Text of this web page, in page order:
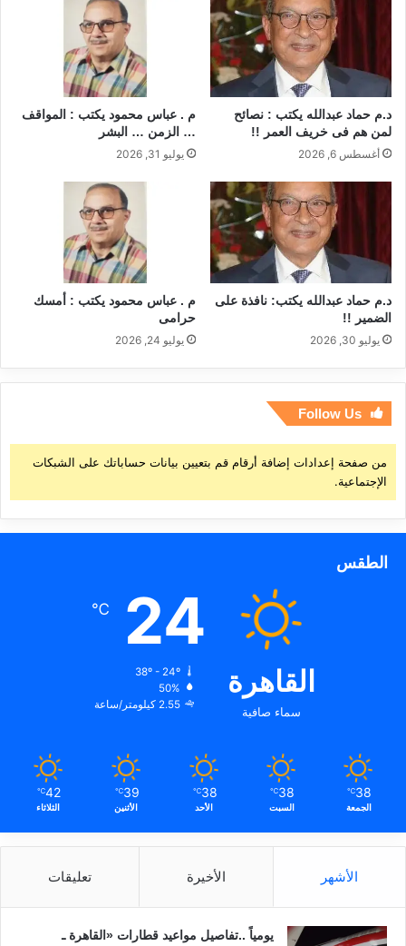
د.م حماد عبدالله يكتب : نصائح
لمن هم فى خريف العمر !!
أغسطس 6, 2026
م . عباس محمود يكتب : المواقف
… الزمن … البشر
يوليو 31, 2026
د.م حماد عبدالله يكتب: نافذة على
الضمير !!
يوليو 30, 2026
م . عباس محمود يكتب : أمسك
حرامى
يوليو 24, 2026
Follow Us
من صفحة إعدادات إضافة أرقام قم بتعيين بيانات حساباتك على الشبكات
الإجتماعية.
الطقس
القاهرة
سماء صافية
24
℃
38º - 24º
50%
2.55 كيلومتر/ساعة
38
℃
الجمعة
38
℃
السبت
38
℃
الأحد
39
℃
الأثنين
42
℃
الثلاثاء
الأشهر الأخيرة تعليقات
يومياً ..تفاصيل مواعيد قطارات «القاهرة ـ